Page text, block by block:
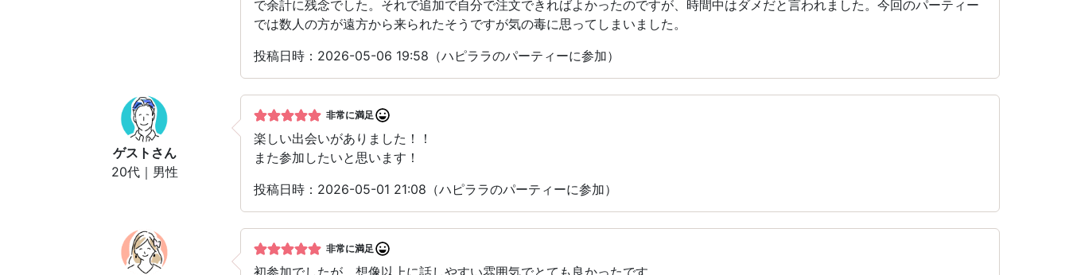
で余計に残念でした。それで追加で自分で注文できればよかったのですが、時間中はダメだと言われました。今回のパーティー
では数人の方が遠方から来られたそうですが気の毒に思ってしまいました。
投稿日時：2026-05-06 19:58（ハピララのパーティーに参加）
ゲスト さん
20代｜男性
非常に満足
楽しい出会いがありました！！
また参加したいと思います！
投稿日時：2026-05-01 21:08（ハピララのパーティーに参加）
非常に満足
初参加でしたが、想像以上に話しやすい雰囲気でとても良かったです。